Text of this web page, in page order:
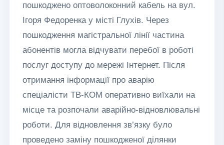
пошкоджено оптоволоконний кабель на вул.
Ігоря Федоренка у місті Глухів. Через
пошкодження магістральної лінії частина
абонентів могла відчувати перебої в роботі
послуг доступу до мережі Інтернет. Після
отримання інформації про аварію
спеціалісти ТВ-КОМ оперативно виїхали на
місце та розпочали аварійно-відновлювальні
роботи. Для відновлення зв’язку було
проведено заміну пошкодженої ділянки